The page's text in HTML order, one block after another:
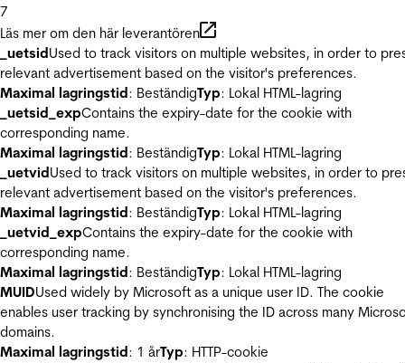
7
Läs mer om den här leverantören
_uetsidUsed to track visitors on multiple websites, in order to
relevant advertisement based on the visitor's preferences.
Maximal lagringstid: BeständigTyp: Lokal HTML-lagring
_uetsid_expContains the expiry-date for the cookie with
corresponding name.
Maximal lagringstid: BeständigTyp: Lokal HTML-lagring
_uetvidUsed to track visitors on multiple websites, in order to
relevant advertisement based on the visitor's preferences.
Maximal lagringstid: BeständigTyp: Lokal HTML-lagring
_uetvid_expContains the expiry-date for the cookie with
corresponding name.
Maximal lagringstid: BeständigTyp: Lokal HTML-lagring
MUIDUsed widely by Microsoft as a unique user ID. The cookie
enables user tracking by synchronising the ID across many
domains.
Maximal lagringstid: 1 årTyp: HTTP-cookie